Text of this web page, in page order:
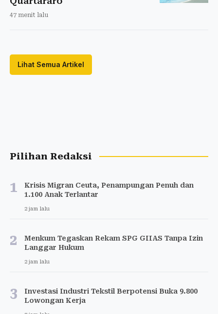
47 menit lalu
Lihat Semua Artikel
Pilihan Redaksi
1
Krisis Migran Ceuta, Penampungan Penuh dan
1.100 Anak Terlantar
2 jam lalu
2
Menkum Tegaskan Rekam SPG GIIAS Tanpa Izin
Langgar Hukum
2 jam lalu
3
Investasi Industri Tekstil Berpotensi Buka 9.800
Lowongan Kerja